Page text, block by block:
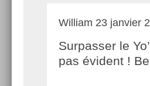
William 23 janvier
Surpasser le
pas évident !